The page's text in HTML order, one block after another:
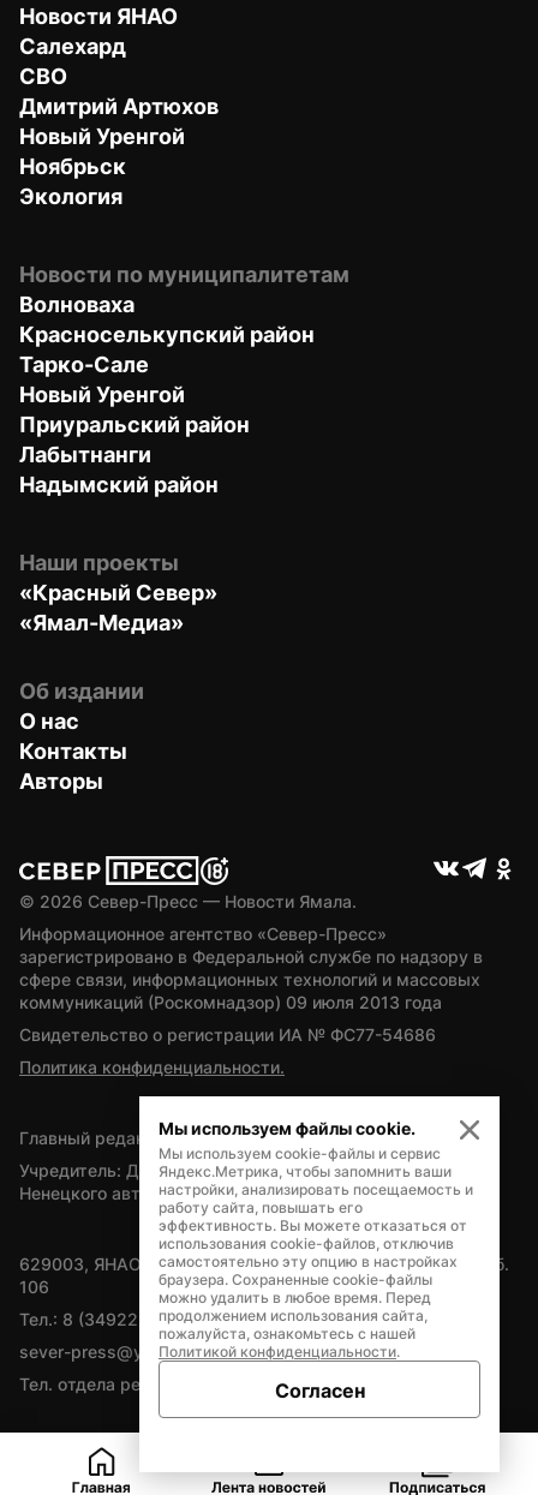
Новости ЯНАО
Салехард
СВО
Дмитрий Артюхов
Новый Уренгой
Ноябрьск
Экология
Новости по муниципалитетам
Волноваха
Красноселькупский район
Тарко-Сале
Новый Уренгой
Приуральский район
Лабытнанги
Надымский район
Наши проекты
«Красный Север»
«Ямал-Медиа»
Об издании
О нас
Контакты
Авторы
© 2026 Север-Пресс — Новости Ямала.
Информационное агентство «Север-Пресс»
зарегистрировано в Федеральной службе по надзору в
сфере связи, информационных технологий и массовых
коммуникаций (Роскомнадзор) 09 июля 2013 года
Свидетельство о регистрации ИА № ФС77-54686
Политика конфиденциальности.
Главный редактор — А.Л. Поздеев
Учредитель: Департамент внутренней политики Ямало-
Ненецкого автономного округа
629003, ЯНАО, Салехард, мкр. Богдана Кнунянца, д.1, каб.
106
Тел.: 8 (34922) 71262
sever-press@yamal-media.ru
Тел. отдела рекламы: 8 (34922) 42728
Мы используем файлы cookie.
Мы используем cookie-файлы и сервис
Яндекс.Метрика, чтобы запомнить ваши
настройки, анализировать посещаемость и
работу сайта, повышать его
эффективность. Вы можете отказаться от
использования cookie-файлов, отключив
самостоятельно эту опцию в настройках
браузера. Сохраненные cookie-файлы
можно удалить в любое время. Перед
продолжением использования сайта,
пожалуйста, ознакомьтесь с нашей
Политикой конфиденциальности.
Согласен